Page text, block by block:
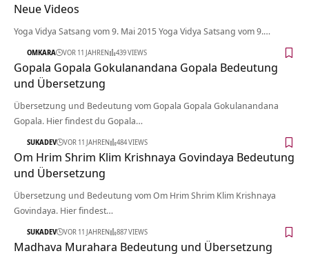
Neue Videos
Yoga Vidya Satsang vom 9. Mai 2015 Yoga Vidya Satsang vom 9.…
OMKARA VOR 11 JAHREN 439 VIEWS
Gopala Gopala Gokulanandana Gopala Bedeutung
und Übersetzung
Übersetzung und Bedeutung vom Gopala Gopala Gokulanandana
Gopala. Hier findest du Gopala…
SUKADEV VOR 11 JAHREN 484 VIEWS
Om Hrim Shrim Klim Krishnaya Govindaya Bedeutung
und Übersetzung
Übersetzung und Bedeutung vom Om Hrim Shrim Klim Krishnaya
Govindaya. Hier findest…
SUKADEV VOR 11 JAHREN 887 VIEWS
Madhava Murahara Bedeutung und Übersetzung